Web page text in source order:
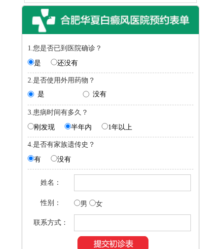
1.您是否已到医院确诊？
是
还没有
2.是否使用外用药物？
是
没有
3.患病时间有多久？
刚发现
半年内 1年以上
4.是否有家族遗传史？
有
没有
姓名：
性别： 男 女
联系方式：